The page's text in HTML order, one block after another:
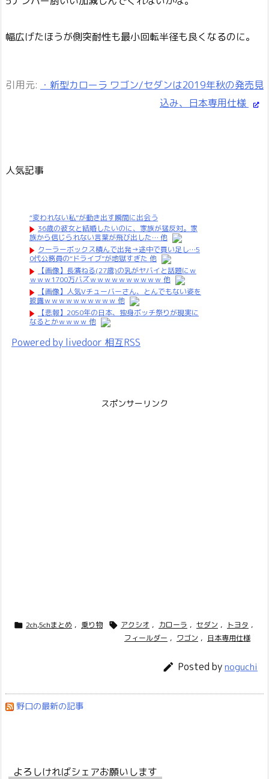
幅広げたほうが側突耐性も最小回転半径も良くなるのに。
引用元: ・新型カローラ ワゴン/セダンは2019年秋の発売見
込み、日本専用仕様
人気記事
“変われない私”が動き出す瞬間に出会う
36歳の彼女と結婚したいのに、家族が猛反対。家
族から信じられない言葉が飛び出した… 他
クーラーボックス積んで出発→途中で買い足し…5
0代公務員の“ドライブ”が地獄すぎた 他
【画像】長濱ねる(27歳)の乳がヤバイと話題にｗ
ｗｗｗ1700万バズｗｗｗｗｗｗｗｗｗｗ 他
【画像】人気Vチューバーさん、とんでもない姿を
披露ｗｗｗｗｗｗｗｗｗｗ 他
【悲報】2050年の日本、独身ボッチ祭りが現実に
なるとかｗｗｗｗ 他
Powered by livedoor 相互RSS
スポンサーリンク
 2ch,5chまとめ , 乗り物  アクシオ , カローラ , セダン , トヨタ ,
フィールダー , ワゴン , 日本専用仕様
 Posted bynoguchi
野口の最新の記事
よろしければシェアお願いします